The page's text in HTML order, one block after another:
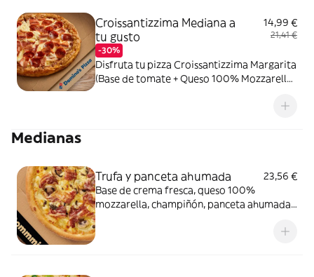
Croissantizzima Mediana a
tu gusto
-30%
14,99 €
21,41 €
Disfruta tu pizza Croissantizzima Margarita
(Base de tomate + Queso 100% Mozzarella)
Medianas
Trufa y panceta ahumada
23,56 €
Base de crema fresca, queso 100%
mozzarella, champiñón, panceta ahumada